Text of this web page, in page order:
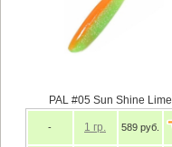
PAL #05 Sun Shine Lime
- 1 гр. 589 руб.